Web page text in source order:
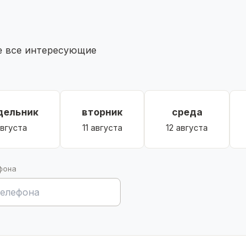
с мангальной зоной, большая теплица. Много
на автоматическом механизме с пультом
организации просмотра.
все интересующие
вторник
11 августа
среда
12 августа